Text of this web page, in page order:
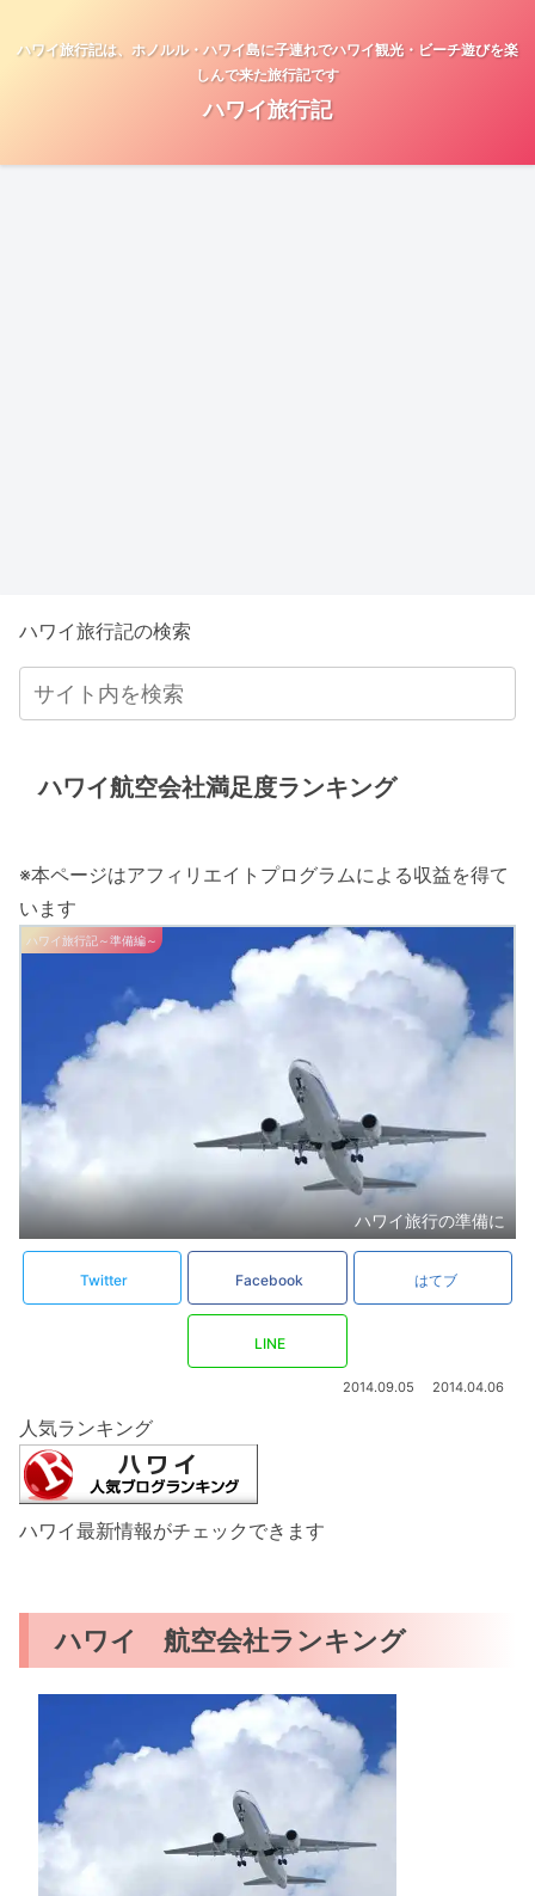
ハワイ旅行記は、ホノルル・ハワイ島に子連れでハワイ観光・ビーチ遊びを楽
しんで来た旅行記です
ハワイ旅行記
ハワイ旅行記の検索
ハワイ航空会社満足度ランキング
※本ページはアフィリエイトプログラムによる収益を得て
います
ハワイ旅行記～準備編～
ハワイ旅行の準備に
Twitter Facebook はてブ
LINE
2014.09.05 2014.04.06
人気ランキング
ハワイ最新情報がチェックできます
ハワイ 航空会社ランキング